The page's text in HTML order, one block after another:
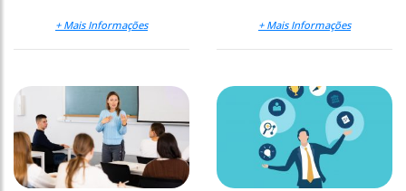
+ Mais Informações + Mais Informações